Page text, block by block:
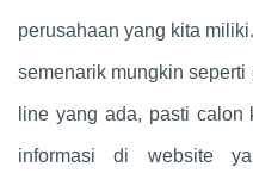
perusahaan yang kita
semenarik mungkin
line yang ada, pasti calon
informasi di website